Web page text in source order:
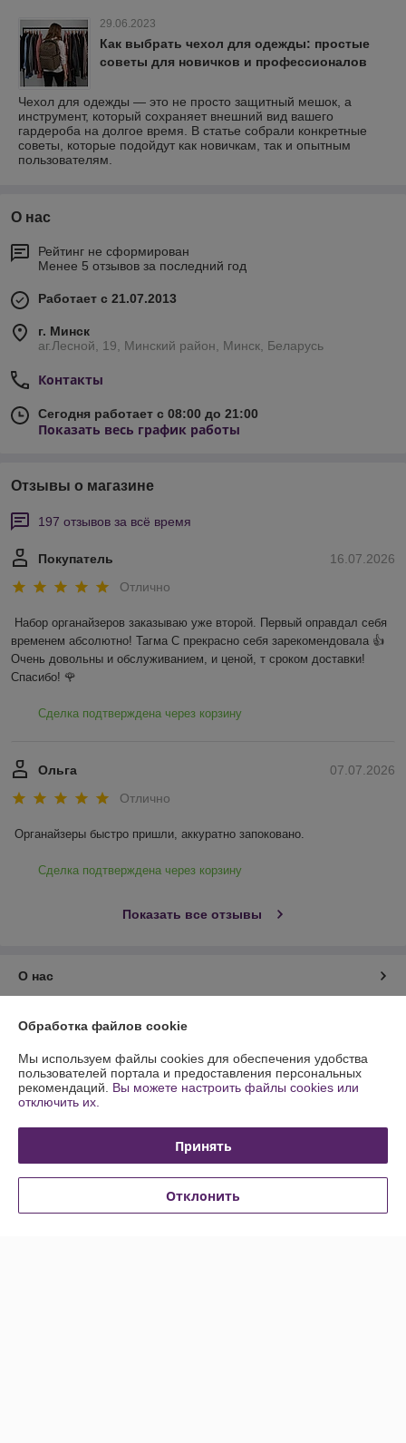
29.06.2023
Как выбрать чехол для одежды: простые
советы для новичков и профессионалов
Чехол для одежды — это не просто защитный мешок, а
инструмент, который сохраняет внешний вид вашего
гардероба на долгое время. В статье собрали конкретные
советы, которые подойдут как новичкам, так и опытным
пользователям.
О нас
Рейтинг не сформирован
Менее 5 отзывов за последний год
Работает с 21.07.2013
г. Минск
аг.Лесной, 19, Минский район, Минск, Беларусь
Контакты
Сегодня работает с 08:00 до 21:00
Показать весь график работы
Отзывы о магазине
197 отзывов за всё время
16.07.2026
Покупатель
Отлично
Набор органайзеров заказываю уже второй. Первый оправдал себя
временем абсолютно! Тагма С прекрасно себя зарекомендовала 👍
Очень довольны и обслуживанием, и ценой, т сроком доставки!
Спасибо! 🌹
Сделка подтверждена через корзину
07.07.2026
Ольга
Отлично
Органайзеры быстро пришли, аккуратно запоковано.
Сделка подтверждена через корзину
Показать все отзывы
О нас
Контакты
Доставка и оплата
График работы
Политика обработки cookies
Обработка файлов cookie
Мы используем файлы cookies для обеспечения удобства
пользователей портала и предоставления персональных
рекомендаций. Вы можете настроить файлы cookies или
отключить их.
Принять
Отклонить